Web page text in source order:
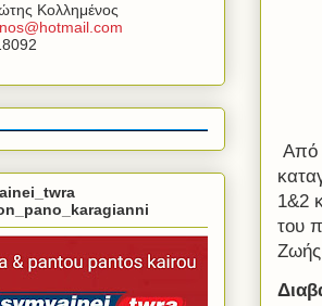
Από
1&2
του
Κολλημένος
@hotmail com